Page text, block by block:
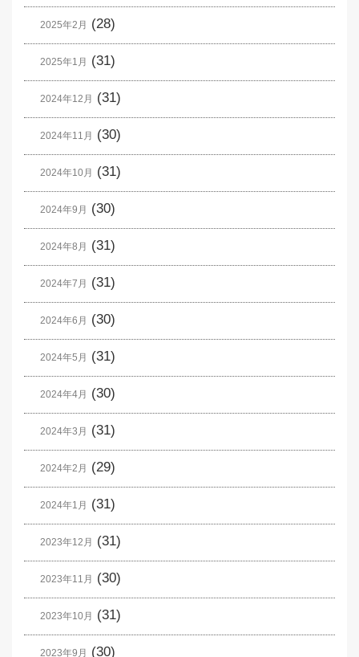
2025年2月 (28)
2025年1月 (31)
2024年12月 (31)
2024年11月 (30)
2024年10月 (31)
2024年9月 (30)
2024年8月 (31)
2024年7月 (31)
2024年6月 (30)
2024年5月 (31)
2024年4月 (30)
2024年3月 (31)
2024年2月 (29)
2024年1月 (31)
2023年12月 (31)
2023年11月 (30)
2023年10月 (31)
2023年9月 (30)